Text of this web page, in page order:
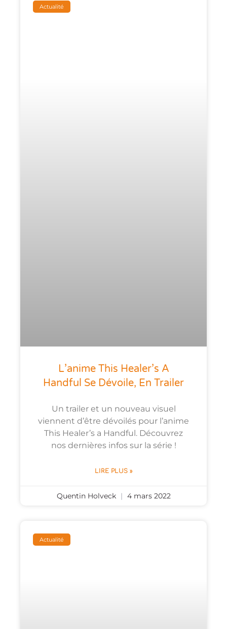
Actualité
L’anime This Healer’s A
Handful Se Dévoile, En Trailer
Un trailer et un nouveau visuel
viennent d’être dévoilés pour l’anime
This Healer’s a Handful. Découvrez
nos dernières infos sur la série !
LIRE PLUS »
Quentin Holveck 4 mars 2022
Actualité